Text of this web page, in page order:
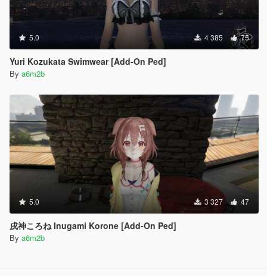
5.0 4 385 75
Yuri Kozukata Swimwear [Add-On Ped]
By a6m2b
5.0 3 327 47
戌神ころね Inugami Korone [Add-On Ped]
By a6m2b